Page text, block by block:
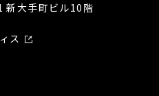
新大手町ビル10階
ス